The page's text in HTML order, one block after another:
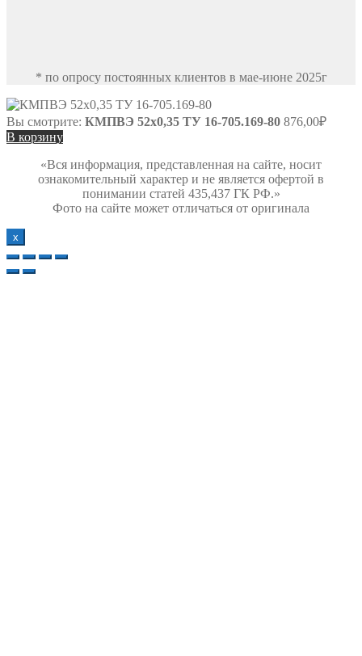
* по опросу постоянных клиентов в мае-июне 2025г
Вы смотрите: КМПВЭ 52х0,35 ТУ 16-705.169-80 876,00₽
В корзину
«Вся информация, представленная на сайте, носит
ознакомительный характер и не является офертой в
понимании статей 435,437 ГК РФ.»
Фото на сайте может отличаться от оригинала
х